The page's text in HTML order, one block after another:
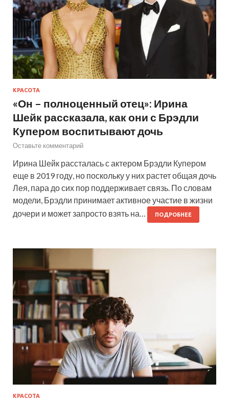
КРАСОТА
«Он – полноценный отец»: Ирина
Шейк рассказала, как они с Брэдли
Купером воспитывают дочь
Оставьте комментарий
Ирина Шейк рассталась с актером Брэдли Купером
еще в 2019 году, но поскольку у них растет общая дочь
Лея, пара до сих пор поддерживает связь. По словам
модели, Брэдли принимает активное участие в жизни
дочери и может запросто взять на…
ПОДРОБНЕЕ
КРАСОТА